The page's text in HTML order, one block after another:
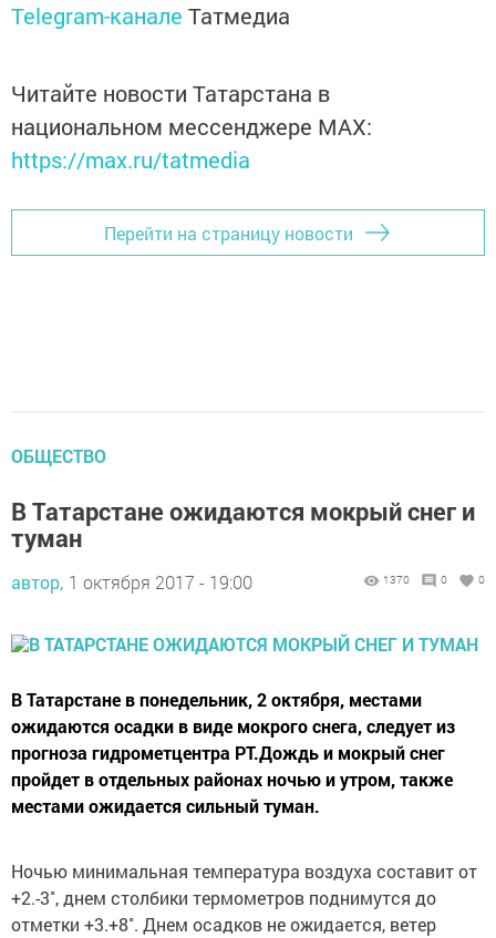
Telegram-канале Татмедиа
Читайте новости Татарстана в
национальном мессенджере MАХ:
https://max.ru/tatmedia
Перейти на страницу новости
ОБЩЕСТВО
В Татарстане ожидаются мокрый снег и
туман
автор, 1 октября 2017 - 19:00 1370 0 0
В Татарстане в понедельник, 2 октября, местами
ожидаются осадки в виде мокрого снега, следует из
прогноза гидрометцентра РТ.Дождь и мокрый снег
пройдет в отдельных районах ночью и утром, также
местами ожидается сильный туман.
Ночью минимальная температура воздуха составит от
+2.-3˚, днем столбики термометров поднимутся до
отметки +3.+8˚. Днем осадков не ожидается, ветер